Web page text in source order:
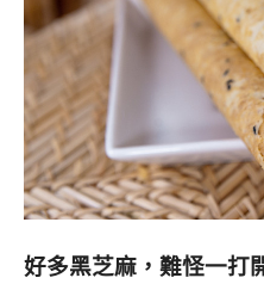
好多黑芝麻，難怪一打